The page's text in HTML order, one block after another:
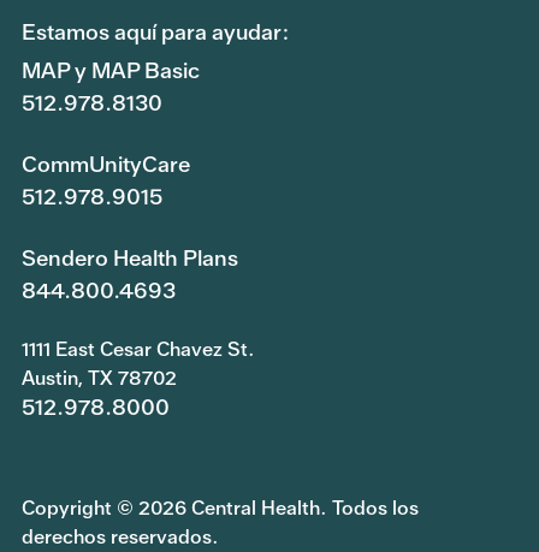
Estamos aquí para ayudar:
MAP y MAP Basic
512.978.8130
CommUnityCare
512.978.9015
Sendero Health Plans
844.800.4693
1111 East Cesar Chavez St.
Austin, TX 78702
512.978.8000
Copyright © 2026 Central Health. Todos los
derechos reservados.